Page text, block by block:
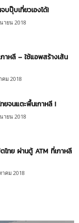
บปุ๊บเที่ยวเองได้!
ายน 2018
าหลี – ใช้แอพสร้างเส้น
คม 2018
ยจนแตะพื้นเกาหลี !
ายน 2018
ทย ผ่านตู้ ATM ที่เกาหลี
าคม 2018